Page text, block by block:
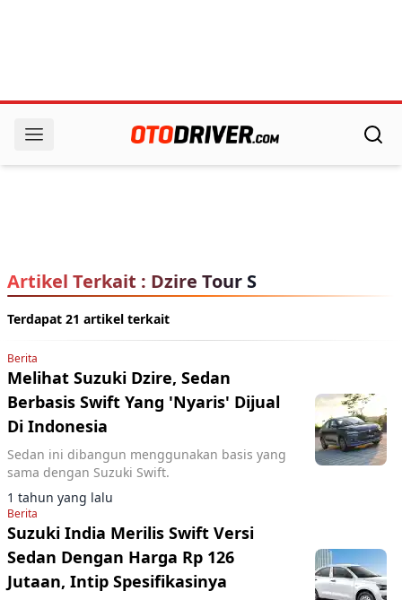
Artikel Terkait : Dzire Tour S
Terdapat 21 artikel terkait
Berita
Melihat Suzuki Dzire, Sedan
Berbasis Swift Yang 'Nyaris' Dijual
Di Indonesia
Sedan ini dibangun menggunakan basis yang
sama dengan Suzuki Swift.
1 tahun yang lalu
Berita
Suzuki India Merilis Swift Versi
Sedan Dengan Harga Rp 126
Jutaan, Intip Spesifikasinya